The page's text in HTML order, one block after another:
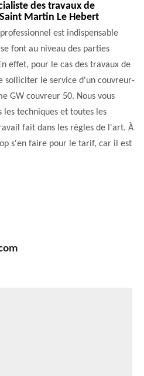
des travaux de
Martin Le Hebert
est indispensable
font au niveau des parties
effet, pour le cas des travaux de
solliciter le service d'un couvreur-
GW couvreur 50. Nous vous
techniques et toutes les
fait dans les règles de l'art. À
s'en faire pour le tarif, car il est